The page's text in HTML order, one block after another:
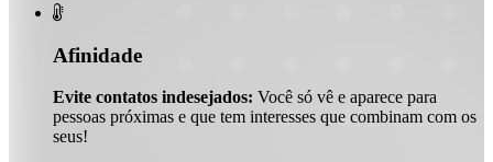

Afinidade
Evite contatos indesejados: Você só vê e aparece para
pessoas próximas e que tem interesses que combinam com os
seus!